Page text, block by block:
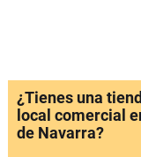
¿Tienes una
local comercial
de Navarra?